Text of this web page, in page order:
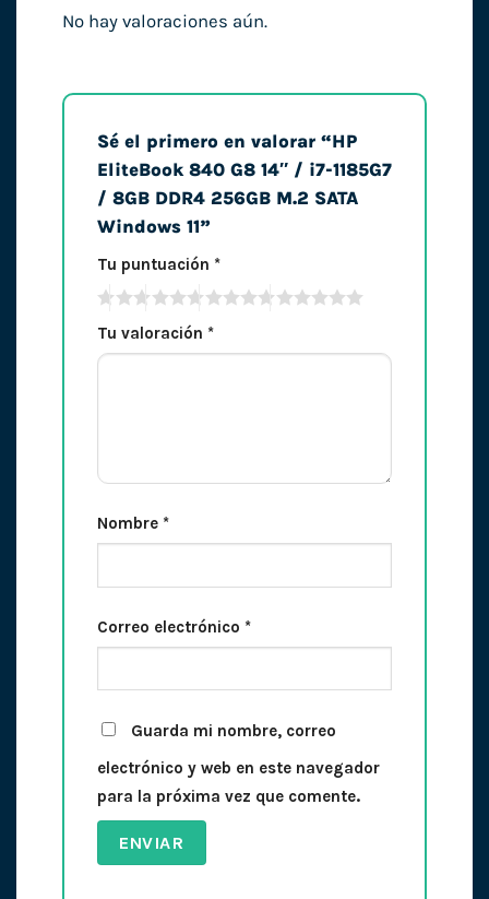
No hay valoraciones aún.
Sé el primero en valorar “HP
EliteBook 840 G8 14″ / i7-1185G7
/ 8GB DDR4 256GB M.2 SATA
Windows 11”
Tu puntuación *
Tu valoración *
Nombre *
Correo electrónico *
Guarda mi nombre, correo
electrónico y web en este navegador
para la próxima vez que comente.